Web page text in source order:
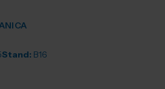
Stand: B16